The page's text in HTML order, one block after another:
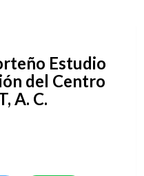
Estudio
del Centro
A. C.